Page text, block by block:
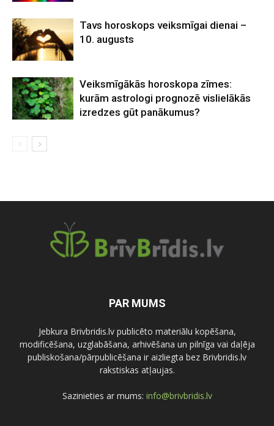
Tavs horoskops veiksmīgai dienai –
10. augusts
Veiksmīgākās horoskopa zīmes:
kurām astrologi prognozē vislielākās
izredzes gūt panākumus?
PAR MUMS
Jebkura Brivbridis.lv publicēto materiālu kopēšana,
modificēšana, uzglabāšana, arhivēšana un pilnīga vai daļēja
publiskošana/pārpublicēšana ir aizliegta bez Brivbridis.lv
rakstiskas atļaujas.
Sazinieties ar mums: info@brivbridis.lv